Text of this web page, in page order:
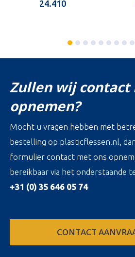
24.410
Zullen wij contact
opnemen?
Mocht u vragen hebben met
bestelling op plasticflessen.nl,
formulier contact met ons
bereikbaar via het onderstaande
+31 (0) 35 646 05 74
CONTACT